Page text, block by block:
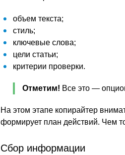
объем текста;
стиль;
ключевые слова;
цели статьи;
критерии проверки.
Отметим! Все это —
На этом этапе копирайтер
формирует план действий. Чем
Сбор информации